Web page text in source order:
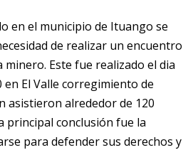
en el municipio de Ituango se
de realizar un encuentro
minero. Este fue realizado el dia
en El Valle corregimiento de
asistieron alrededor de 120
principal conclusión fue la
para defender sus derechos y